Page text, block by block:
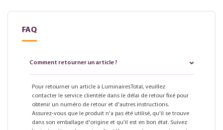
FAQ
Comment retourner un article ?
Pour retourner un article à LuminairesTotal, veuillez
contacter le service clientèle dans le délai de retour fixé pour
obtenir un numéro de retour et d'autres instructions.
Assurez-vous que le produit n'a pas été utilisé, qu'il se trouve
dans son emballage d'origine et qu'il est en bon état. Suivez